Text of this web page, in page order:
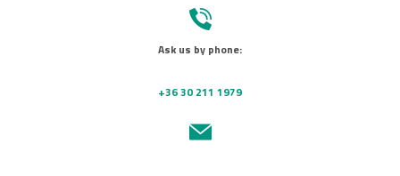
Ask us by phone:
+36 30 211 1979